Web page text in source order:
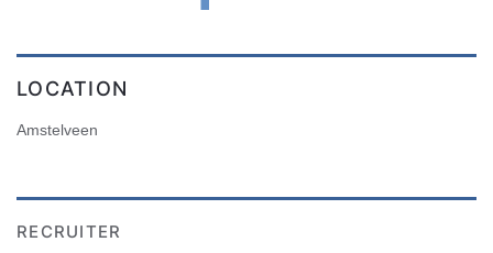
LOCATION
Amstelveen
RECRUITER